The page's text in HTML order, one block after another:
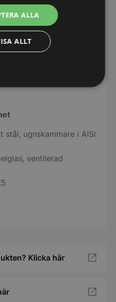
iWashing Solid
stål, ugnskammare i AISI
ventilerad
Klicka här
ALLA
ALLT
Inriktning
Oklassificerade
strikt nödvändiga cookies.
YouTube
.youtube.com